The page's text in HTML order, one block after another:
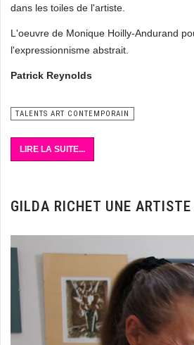
dans les toiles de l'artiste.
L'oeuvre de Monique Hoilly-Andurand
l'expressionnisme abstrait.
Patrick Reynolds
TALENTS ART CONTEMPORAIN
LIRE LA SUITE...
GILDA RICHET UNE